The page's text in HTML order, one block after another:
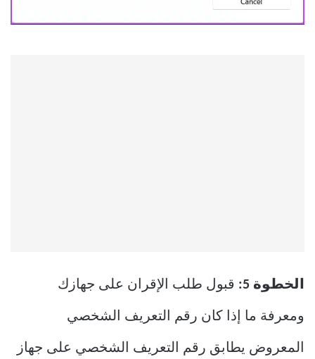
الخطوة 5: قبول طلب الإقران على جهازك
ومعرفة ما إذا كان رقم التعريف الشخصي
المعروض يطابق رقم التعريف الشخصي على جهاز